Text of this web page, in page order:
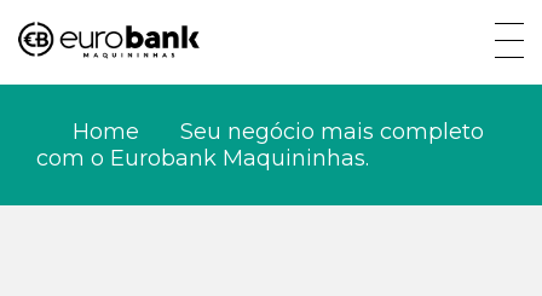
Home
Seu negócio mais completo
com o Eurobank Maquininhas.